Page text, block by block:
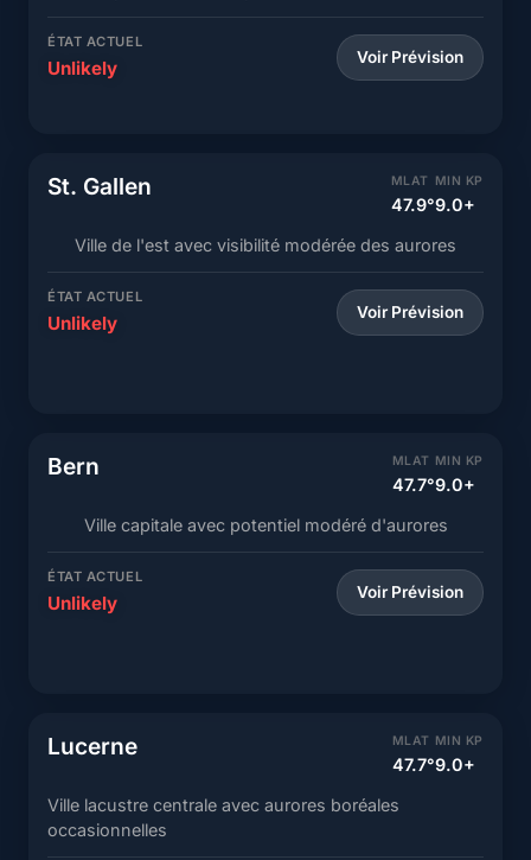
ÉTAT ACTUEL
Unlikely Voir Prévision
St. Gallen MLAT
47.9°
MIN KP
9.0+
Ville de l'est avec visibilité modérée des aurores
ÉTAT ACTUEL
Unlikely Voir Prévision
Bern MLAT
47.7°
MIN KP
9.0+
Ville capitale avec potentiel modéré d'aurores
ÉTAT ACTUEL
Unlikely Voir Prévision
Lucerne MLAT
47.7°
MIN KP
9.0+
Ville lacustre centrale avec aurores boréales
occasionnelles